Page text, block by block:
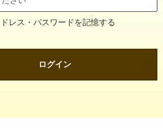
レス・パスワードを記憶する
ログイン